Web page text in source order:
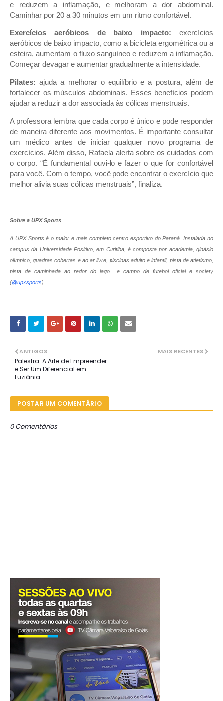
e reduzem a inflamação, e melhoram a dor abdominal.
Caminhar por 20 a 30 minutos em um ritmo confortável.
Exercícios aeróbicos de baixo impacto: exercícios
aeróbicos de baixo impacto, como a bicicleta ergométrica ou a
esteira, aumentam o fluxo sanguíneo e reduzem a inflamação.
Começar devagar e aumentar gradualmente a intensidade.
Pilates: ajuda a melhorar o equilíbrio e a postura, além de
fortalecer os músculos abdominais. Esses benefícios podem
ajudar a reduzir a dor associada às cólicas menstruais.
A professora lembra que cada corpo é único e pode responder
de maneira diferente aos movimentos. É importante consultar
um médico antes de iniciar qualquer novo programa de
exercícios. Além disso, Rafaela alerta sobre os cuidados com
o corpo. “É fundamental ouvi-lo e fazer o que for confortável
para você. Com o tempo, você pode encontrar o exercício que
melhor alivia suas cólicas menstruais”, finaliza.
Sobre a UPX Sports
A UPX Sports é o maior e mais completo centro esportivo do Paraná. Instalada no
campus da Universidade Positivo, em Curitiba, é composta por academia, ginásio
olímpico, quadras cobertas e ao ar livre, piscinas adulto e infantil, pista de atletismo,
pista de caminhada ao redor do lago e campo de futebol oficial e society
(@upxsports).
MAIS RECENTES
ANTIGOS
Palestra: A Arte de Empreender
e Ser Um Diferencial em
Luziânia
POSTAR UM COMENTÁRIO
0 Comentários